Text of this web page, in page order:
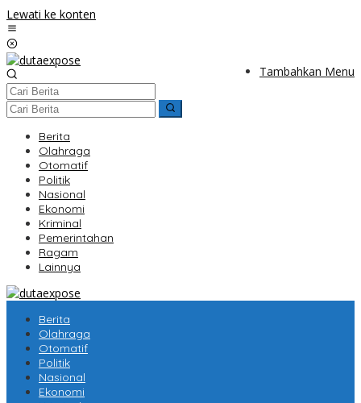
Lewati ke konten
Tambahkan Menu
Berita
Olahraga
Otomatif
Politik
Nasional
Ekonomi
Kriminal
Pemerintahan
Ragam
Lainnya
Berita
Olahraga
Otomatif
Politik
Nasional
Ekonomi